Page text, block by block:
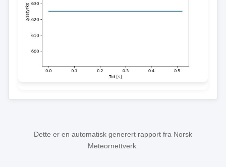
Dette er en automatisk generert rapport fra Norsk
Meteornettverk.